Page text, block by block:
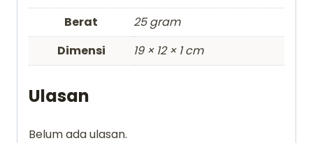
Berat
25 gram
Dimensi
19 × 12 × 1 cm
Ulasan
Belum ada ulasan.